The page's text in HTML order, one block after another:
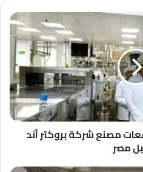
مصنع شركة بروكتر آند
مصر